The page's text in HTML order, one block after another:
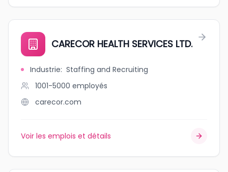
CARECOR HEALTH SERVICES LTD.
Industrie: Staffing and Recruiting
1001-5000 employés
carecor.com
Voir les emplois et détails